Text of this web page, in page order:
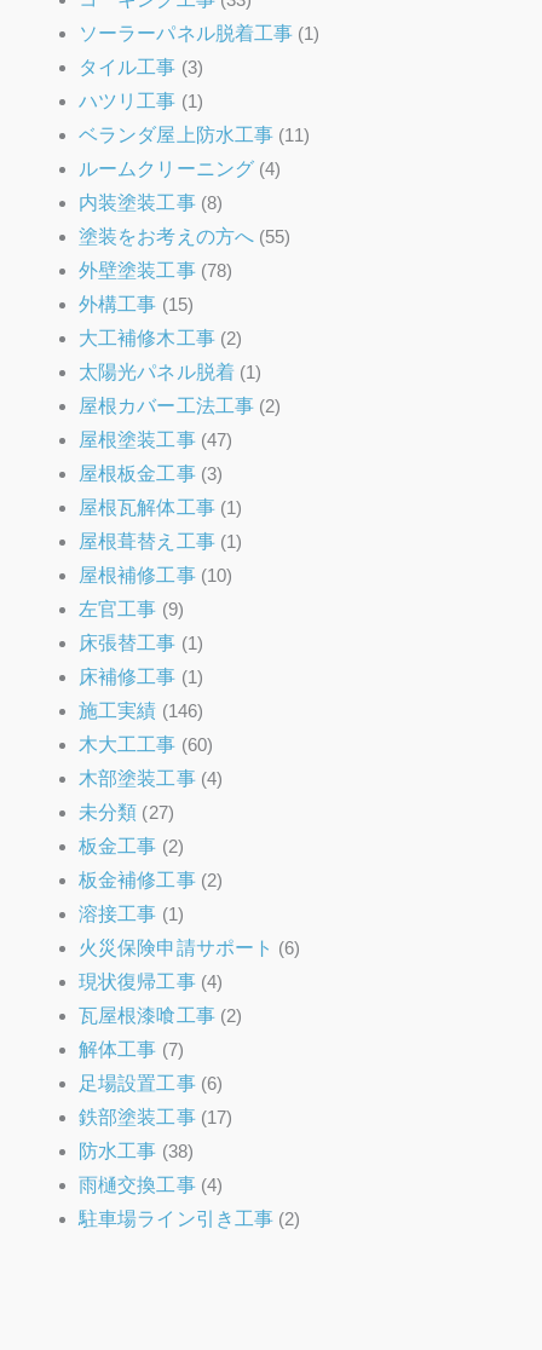
ソーラーパネル脱着工事 (1)
タイル工事 (3)
ハツリ工事 (1)
ベランダ屋上防水工事 (11)
ルームクリーニング(4)
内装塗装工事(8)
塗装をお考えの方へ(55)
外壁塗装工事(78)
外構工事 (15)
大工補修木工事(2)
太陽光パネル脱着(1)
屋根カバー工法工事(2)
屋根塗装工事(47)
屋根板金工事(3)
屋根瓦解体工事(1)
屋根葺替え工事(1)
屋根補修工事(10)
左官工事 (9)
床張替工事 (1)
床補修工事 (1)
施工実績 (146)
木大工工事 (60)
木部塗装工事(4)
未分類 (27)
板金工事 (2)
板金補修工事(2)
溶接工事 (1)
火災保険申請サポート (6)
現状復帰工事(4)
瓦屋根漆喰工事(2)
解体工事 (7)
足場設置工事(6)
鉄部塗装工事(17)
防水工事 (38)
雨樋交換工事(4)
駐車場ライン引き工事 (2)